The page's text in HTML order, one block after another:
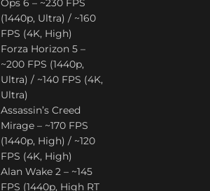
Ops 6 – ~230 FPS
(1440p, Ultra) / ~160
FPS (4K, High)
Forza Horizon 5 –
~200 FPS (1440p,
Ultra) / ~140 FPS (4K,
Ultra)
Assassin’s Creed
Mirage – ~170 FPS
(1440p, High) / ~120
FPS (4K, High)
Alan Wake 2 – ~145
FPS (1440p, High RT